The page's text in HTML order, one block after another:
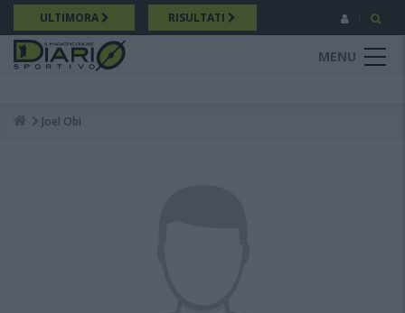
Salta
al
contenuto
principale
ULTIMORA RISULTATI
MENU
Breadcrumb
Joel Obi